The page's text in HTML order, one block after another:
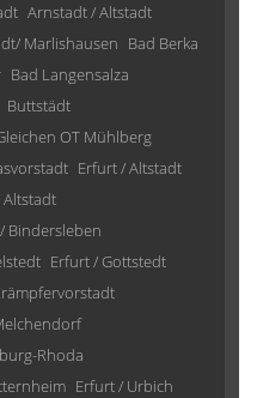
Arnstadt / Altstadt
Marlishausen Bad Berka
Bad Langensalza
Buttstädt
OT Mühlberg
Erfurt / Altstadt
Bindersleben
Erfurt / Gottstedt
Rhoda
Erfurt / Urbich